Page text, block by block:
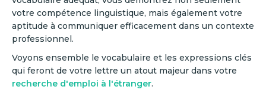
votre compétence linguistique, mais également votre
aptitude à communiquer efficacement dans un contexte
professionnel.
Voyons ensemble le vocabulaire et les expressions clés
qui feront de votre lettre un atout majeur dans votre
recherche d'emploi à l'étranger.